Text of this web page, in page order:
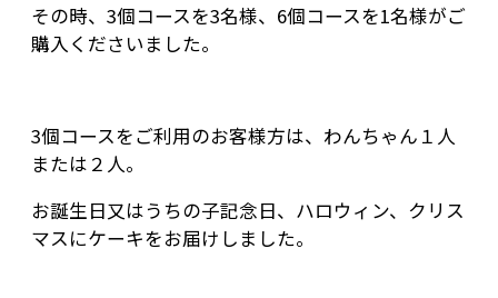
その時、3個コースを3名様、6個コースを1名様がご
購入くださいました。
3個コースをご利用のお客様方は、わんちゃん１人
または２人。
お誕生日又はうちの子記念日、ハロウィン、クリス
マスにケーキをお届けしました。